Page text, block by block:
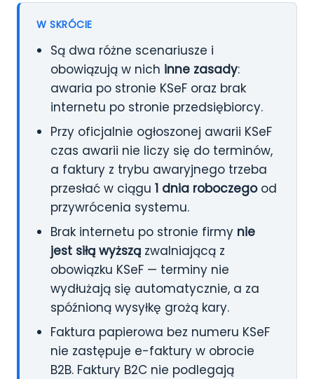
W SKRÓCIE
Są dwa różne scenariusze i
obowiązują w nich inne zasady:
awaria po stronie KSeF oraz brak
internetu po stronie przedsiębiorcy.
Przy oficjalnie ogłoszonej awarii KSeF
czas awarii nie liczy się do terminów,
a faktury z trybu awaryjnego trzeba
przesłać w ciągu 1 dnia roboczegood
przywrócenia systemu.
Brak internetu po stronie firmy nie
jest siłą wyższą zwalniającą z
obowiązku KSeF — terminy nie
wydłużają się automatycznie, a za
spóźnioną wysyłkę grożą kary.
Faktura papierowa bez numeru KSeF
nie zastępuje e-faktury w obrocie
B2B. Faktury B2C nie podlegają